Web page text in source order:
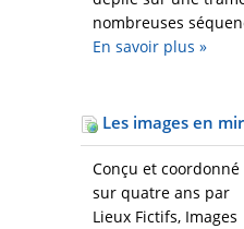
nombreuses
En savoir plus »
Les images en
Conçu et coordonné
sur quatre ans par
Lieux Fictifs, Images